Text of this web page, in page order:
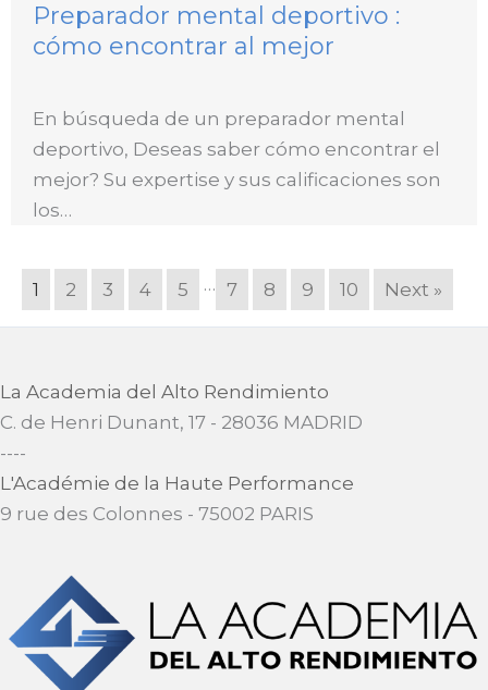
Preparador mental deportivo :
cómo encontrar al mejor
En búsqueda de un preparador mental
deportivo, Deseas saber cómo encontrar el
mejor? Su expertise y sus calificaciones son
los…
1 2 3 4 5 … 7 8 9 10 Next »
La Academia del Alto Rendimiento
C. de Henri Dunant, 17 - 28036 MADRID
​----
L'Académie de la Haute Performance
9 rue des Colonnes - 75002 PARIS